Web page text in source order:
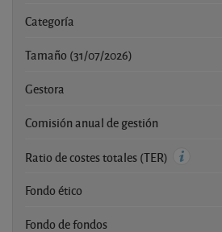
Categoría
Tamaño (31/07/2026)
Gestora
Comisión anual de gestión
Ratio de costes totales (TER)
Fondo ético
Fondo de fondos